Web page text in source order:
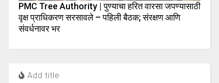
PMC Tree Authority | पुण्याचा हरित वारसा जपण्यासाठी
वृक्ष प्राधिकरण सरसावले – पहिली बैठक; संरक्षण आणि
संवर्धनावर भर
Add title